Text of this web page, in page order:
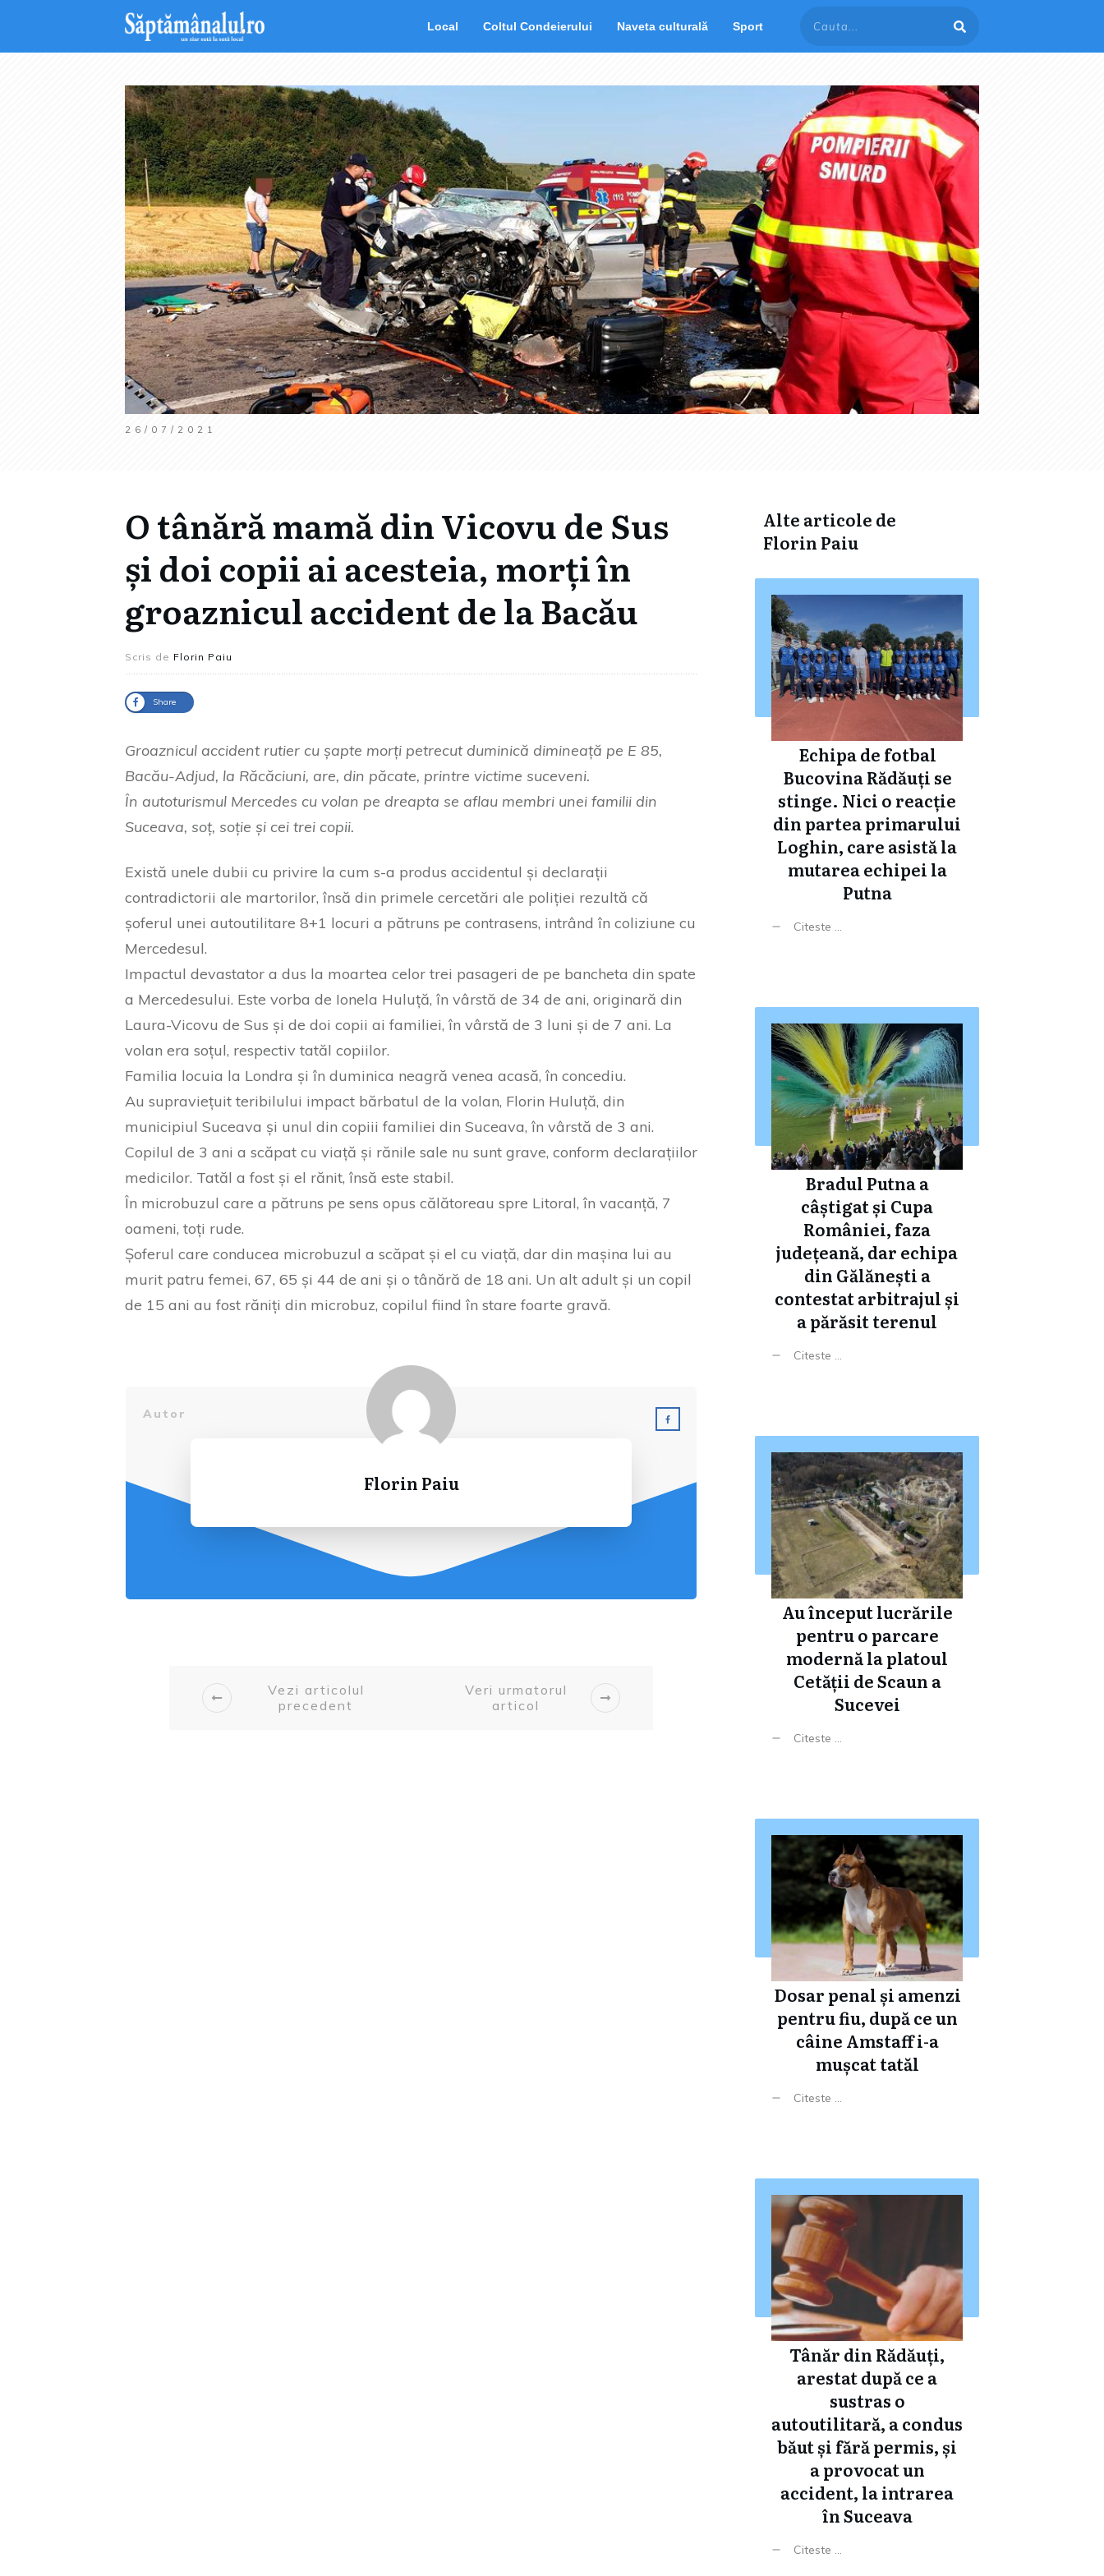
Local Coltul Condeierului Naveta culturală Sport
26/07/2021
O tânără mamă din Vicovu de Sus
și doi copii ai acesteia, morți în
groaznicul accident de la Bacău
Scris de Florin Paiu
Share
Groaznicul accident rutier cu șapte morți petrecut duminică dimineață pe E 85,
Bacău-Adjud, la Răcăciuni, are, din păcate, printre victime suceveni.
În autoturismul Mercedes cu volan pe dreapta se aflau membri unei familii din
Suceava, soț, soție și cei trei copii.
Există unele dubii cu privire la cum s-a produs accidentul și declarații
contradictorii ale martorilor, însă din primele cercetări ale poliției rezultă că
șoferul unei autoutilitare 8+1 locuri a pătruns pe contrasens, intrând în coliziune cu
Mercedesul.
Impactul devastator a dus la moartea celor trei pasageri de pe bancheta din spate
a Mercedesului. Este vorba de Ionela Huluță, în vârstă de 34 de ani, originară din
Laura-Vicovu de Sus și de doi copii ai familiei, în vârstă de 3 luni și de 7 ani. La
volan era soțul, respectiv tatăl copiilor.
Familia locuia la Londra și în duminica neagră venea acasă, în concediu.
Au supraviețuit teribilului impact bărbatul de la volan, Florin Huluță, din
municipiul Suceava și unul din copiii familiei din Suceava, în vârstă de 3 ani.
Copilul de 3 ani a scăpat cu viață și rănile sale nu sunt grave, conform declarațiilor
medicilor. Tatăl a fost și el rănit, însă este stabil.
În microbuzul care a pătruns pe sens opus călătoreau spre Litoral, în vacanță, 7
oameni, toți rude.
Șoferul care conducea microbuzul a scăpat și el cu viață, dar din mașina lui au
murit patru femei, 67, 65 și 44 de ani și o tânără de 18 ani. Un alt adult și un copil
de 15 ani au fost răniți din microbuz, copilul fiind în stare foarte gravă.
Autor
Florin Paiu
Vezi articolul
precedent
Veri urmatorul
articol
Alte articole de
Florin Paiu
Echipa de fotbal
Bucovina Rădăuți se
stinge. Nici o reacție
din partea primarului
Loghin, care asistă la
mutarea echipei la
Putna
Citeste ...
Bradul Putna a
câștigat și Cupa
României, faza
județeană, dar echipa
din Gălănești a
contestat arbitrajul și
a părăsit terenul
Citeste ...
Au început lucrările
pentru o parcare
modernă la platoul
Cetății de Scaun a
Sucevei
Citeste ...
Dosar penal și amenzi
pentru fiu, după ce un
câine Amstaff i-a
mușcat tatăl
Citeste ...
Tânăr din Rădăuți,
arestat după ce a
sustras o
autoutilitară, a condus
băut și fără permis, și
a provocat un
accident, la intrarea
în Suceava
Citeste ...